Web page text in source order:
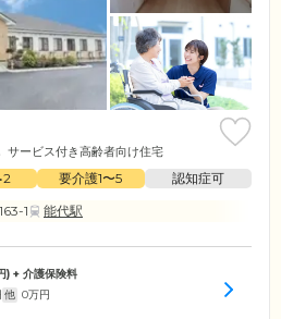
サービス付き高齢者向け住宅
要介護1〜5
認知症可
1
能代駅
) + 介護保険料
他 0万円